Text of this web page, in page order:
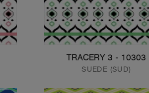
10303 - TRACERY 3
SUEDE (SUD)